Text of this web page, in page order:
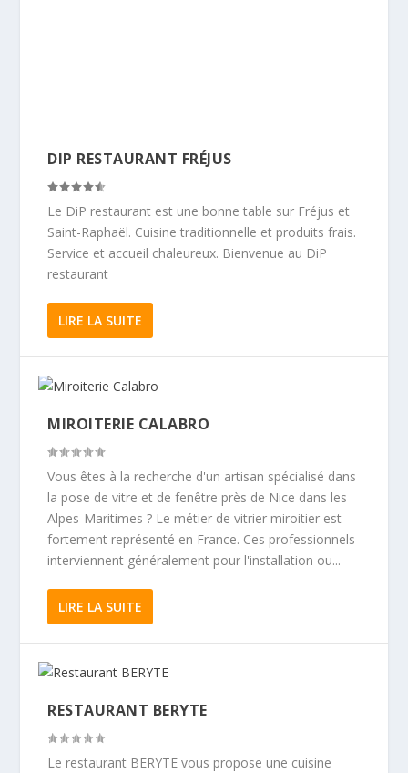
DIP RESTAURANT FRÉJUS
Le DiP restaurant est une bonne table sur Fréjus et
Saint-Raphaël. Cuisine traditionnelle et produits frais.
Service et accueil chaleureux. Bienvenue au DiP
restaurant
LIRE LA SUITE
MIROITERIE CALABRO
Vous êtes à la recherche d'un artisan spécialisé dans
la pose de vitre et de fenêtre près de Nice dans les
Alpes-Maritimes ? Le métier de vitrier miroitier est
fortement représenté en France. Ces professionnels
interviennent généralement pour l'installation ou...
LIRE LA SUITE
RESTAURANT BERYTE
Le restaurant BERYTE vous propose une cuisine